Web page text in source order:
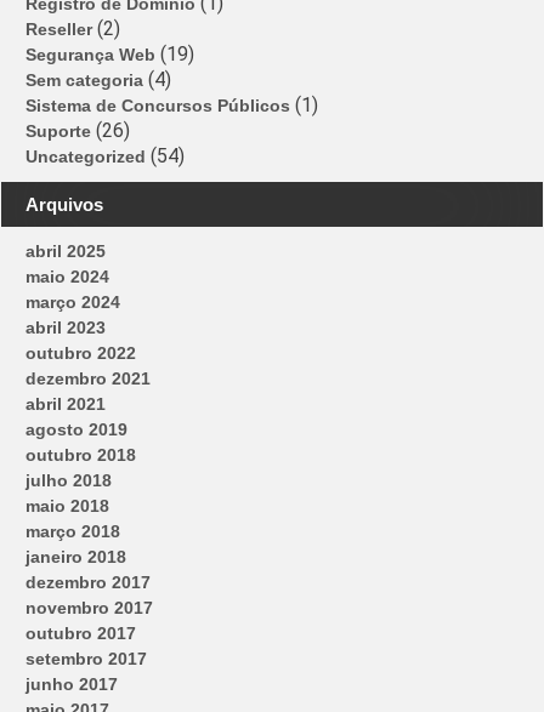
Reseller(2)
Segurança Web (19)
Sem categoria (4)
Sistema de Concursos Públicos (1)
Suporte (26)
Uncategorized (54)
Arquivos
abril 2025
maio 2024
março 2024
abril 2023
outubro 2022
dezembro 2021
abril 2021
agosto 2019
outubro 2018
julho 2018
maio 2018
março 2018
janeiro 2018
dezembro 2017
novembro 2017
outubro 2017
setembro 2017
junho 2017